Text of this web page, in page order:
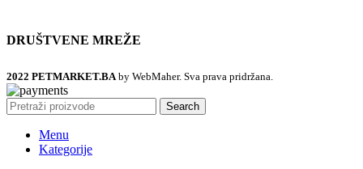
DRUŠTVENE MREŽE
2022 PETMARKET.BAby WebMaher. Sva prava pridržana.
Search
Menu
Kategorije